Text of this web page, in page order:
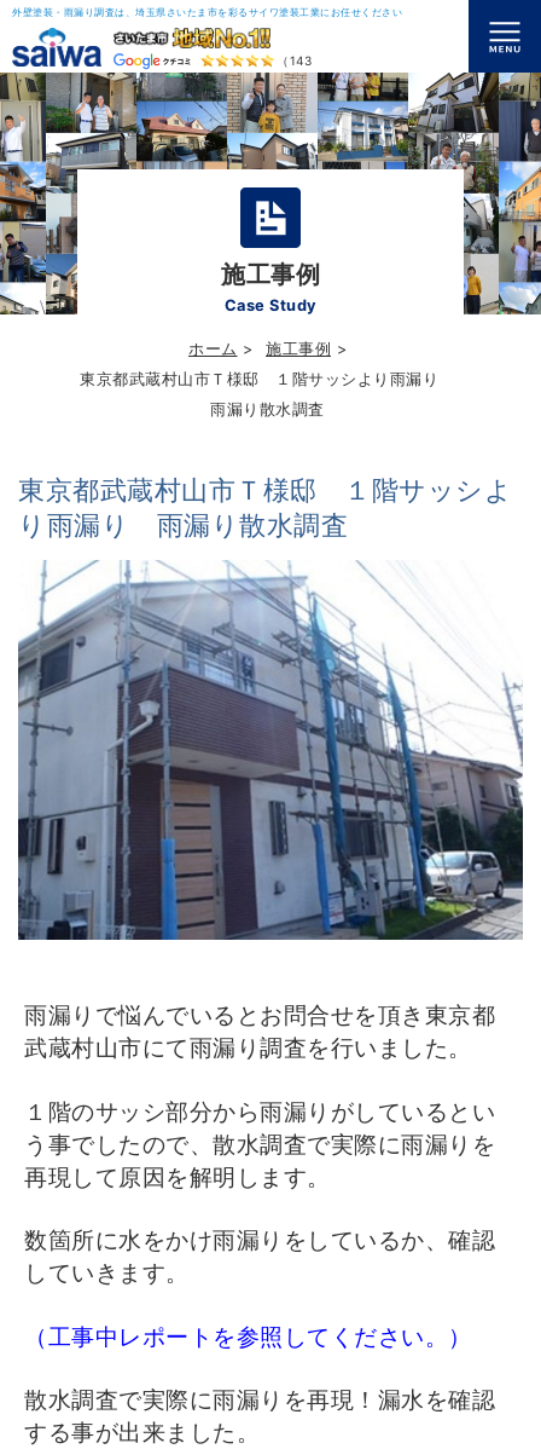
外壁塗装・雨漏り調査は、埼玉県さいたま市を彩るサイワ塗装工業にお任せください
（143）
施工事例
Case Study
ホーム
施工事例
東京都武蔵村山市Ｔ様邸 １階サッシより雨漏り
雨漏り散水調査
東京都武蔵村山市Ｔ様邸 １階サッシよ
り雨漏り 雨漏り散水調査
雨漏りで悩んでいるとお問合せを頂き東京都
武蔵村山市にて雨漏り調査を行いました。
１階のサッシ部分から雨漏りがしているとい
う事でしたので、散水調査で実際に雨漏りを
再現して原因を解明します。
数箇所に水をかけ雨漏りをしているか、確認
していきます。
（工事中レポートを参照してください。）
散水調査で実際に雨漏りを再現！漏水を確認
する事が出来ました。